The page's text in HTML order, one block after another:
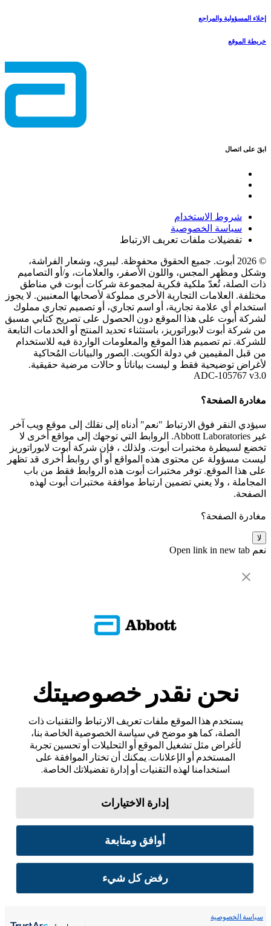
إخلاء المسؤولية والمراجع
خريطة الموقع
ابقَ على اتصال
شروط الاستخدام
سياسة الخصوصية
تفضيلات ملفات تعريف الارتباط
© 2026 أبوت. جميع الحقوق محفوظة. ليبري، وشعار الفراشة،
وشكل ومظهر المجس، واللون الأصفر، والعلامات، و/أو التصاميم
ذات الصلة، تُعدّ ملكية فكرية لمجموعة شركات أبوت في مناطق
مختلفة. العلامات التجارية الأخرى مملوكة لأصحابها المعنيين. لا يجوز
استخدام أي علامة تجارية، أو اسم تجاري، أو تصميم تجاري مملوك
لشركة أبوت على هذا الموقع دون الحصول على تصريح كتابي مسبق
من شركة أبوت لابوراتوريز، باستثناء تحديد المنتج أو الخدمات التابعة
للشركة. تم تصميم هذا الموقع والمعلومات الواردة فيه للاستخدام
من قبل المقيمين في دولة الكويت. الصور والبيانات المُحاكية
لأغراض توضيحية فقط و ليست بياناتأ و حالات مرضية حقيقية.
ADC-105767 v3.0
مغادرة الصفحة؟
سيؤدي النقر فوق الارتباط "نعم" أدناه إلى نقلك إلى موقع ويب آخر
غير Abbott Laboratories. الروابط التي توجهك إلى مواقع أخرى لا
تخضع لسيطرة مختبرات أبوت. ولذلك ، فإن شركة أبوت لابوراتوريز
ليست مسؤولة عن محتوى هذه المواقع أو أي روابط أخرى قد تظهر
على هذا الموقع. توفر مختبرات أبوت هذه الروابط فقط من باب
المجاملة ، ولا يعني تضمين ارتباط موافقة مختبرات أبوت لهذه
الصفحة.
مغادرة الصفحة؟
لا
نعم Open link in new tab
نحن نقدر خصوصيتك
يستخدم هذا الموقع ملفات تعريف الارتباط والتقنيات ذات
الصلة، كما هو موضح في سياسة الخصوصية الخاصة بنا،
لأغراض مثل تشغيل الموقع أو التحليلات أو تحسين تجربة
المستخدم أو الإعلانات. يمكنك أن تختار الموافقة على
استخدامنا لهذه التقنيات أو إدارة تفضيلاتك الخاصة.
إدارة الاختيارات
أوافق ومتابعة
رفض كل شيء
سياسة الخصوصية